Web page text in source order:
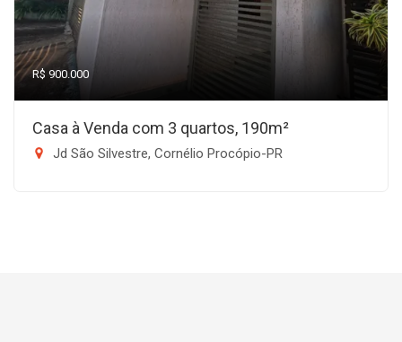
R$ 900.000
Casa à Venda com 3 quartos, 190m²
Jd São Silvestre, Cornélio Procópio-PR